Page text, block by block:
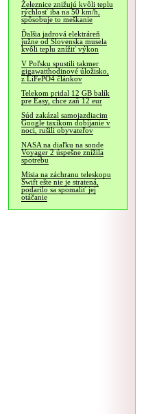
Železnice znižujú kvôli teplu
rýchlosť iba na 50 km/h,
spôsobuje to meškanie
Ďalšia jadrová elektráreň
južne od Slovenska musela
kvôli teplu znížiť výkon
V Poľsku spustili takmer
gigawatthodinové úložisko,
z LiFePO4 článkov
Telekom pridal 12 GB balík
pre Easy, chce zaň 12 eur
Súd zakázal samojazdiacim
Google taxíkom dobíjanie v
noci, rušili obyvateľov
NASA na diaľku na sonde
Voyager 2 úspešne znížila
spotrebu
Misia na záchranu teleskopu
Swift ešte nie je stratená,
podarilo sa spomaliť jej
otáčanie